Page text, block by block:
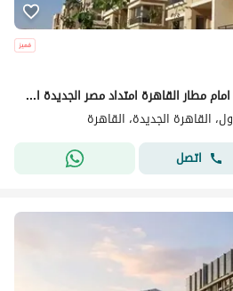
شقة للبيع 153 م فى كمباوند امام مطار القاهرة امتداد مصر الجديدة الشقة بحري و علي لاند سكيب
القاهرة الجديدة، القاهرة
اتصل